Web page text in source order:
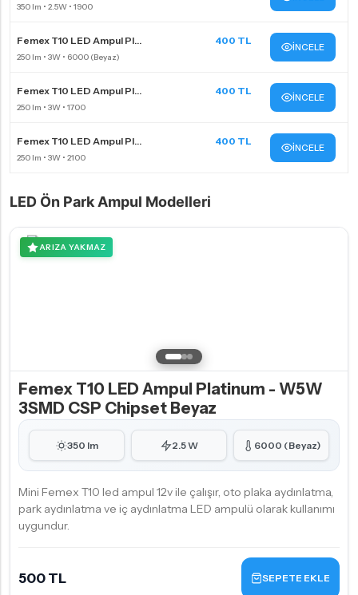
Femex T10 LED Ampul Pl... 400 TL
İNCELE
Femex T10 LED Ampul Pl... 400 TL
İNCELE
Femex T10 LED Ampul Pl... 400 TL
İNCELE
LED Ön Park Ampul Modelleri
ARIZA YAKMAZ
Femex T10 LED Ampul Platinum - W5W
3SMD CSP Chipset Beyaz
350 lm 2.5 W 6000 (Beyaz)
Mini Femex T10 led ampul 12v ile çalışır, oto plaka aydınlatma,
park aydınlatma ve iç aydınlatma LED ampulü olarak kullanımı
uygundur.
500 TL SEPETE EKLE